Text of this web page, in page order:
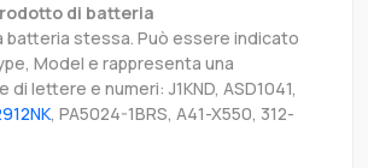
di batteria
batteria stessa. Può essere indicato
Model e rappresenta una
di lettere e numeri: J1KND, ASD1041,
, PA5024-1BRS, A41-X550, 312-